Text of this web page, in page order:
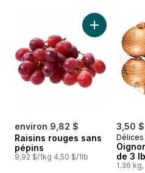
sauter Meilleures ventes
environ 9,82 $
Raisins rouges sans
pépins
9,92 $/1kg 4,50 $/1lb
Ajouter
3,50 $
Délices
de 3 lb
1.36